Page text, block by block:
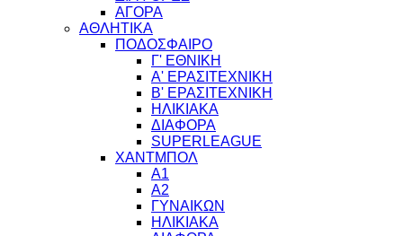
ΑΓΟΡΑ
ΑΘΛΗΤΙΚΑ
ΠΟΔΟΣΦΑΙΡΟ
Γ' ΕΘΝΙΚΗ
Α' ΕΡΑΣΙΤΕΧΝΙΚΗ
Β' ΕΡΑΣΙΤΕΧΝΙΚΗ
ΗΛΙΚΙΑΚΑ
ΔΙΑΦΟΡΑ
SUPERLEAGUE
ΧΑΝΤΜΠΟΛ
Α1
Α2
ΓΥΝΑΙΚΩΝ
ΗΛΙΚΙΑΚΑ